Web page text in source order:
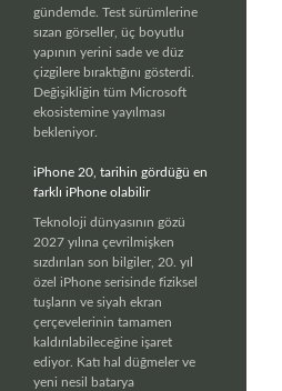
gündemde. Test sürümlerine
sızan görseller, üç boyutlu
yapının yerini sade ve düz
çizgilere bıraktığını gösterdi.
Değişikliğin tüm Microsoft
ekosistemine yayılması
bekleniyor.
iPhone 20, tarihin gördüğü en
farklı iPhone olabilir
Teknoloji dünyasının gözü
2027 yılına çevrilmişken
sızdırılan son bilgiler, 20. yıl
özel iPhone serisinde fiziksel
tuşların ve siyah ekran
çerçevelerinin tamamen
kaldırılabileceğine işaret
ediyor. Katı hal düğmeler ve
yeni nesil batarya